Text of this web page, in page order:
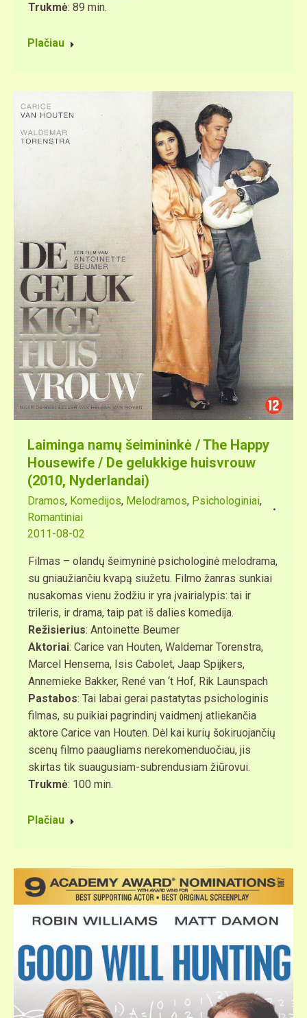
Trukmė: 89 min.
Plačiau
Laiminga namų šeimininkė / The Happy
Housewife / De gelukkige huisvrouw
(2010, Nyderlandai)
Dramos, Komedijos, Melodramos, Psichologiniai,
Romantiniai
2011-08-02
Filmas – olandų šeimyninė psichologinė melodrama,
su gniaužiančiu kvapą siužetu. Filmo žanras sunkiai
nusakomas vienu žodžiu ir yra įvairialypis: tai ir
trileris, ir drama, taip pat iš dalies komedija.
Režisierius: Antoinette Beumer
Aktoriai: Carice van Houten, Waldemar Torenstra,
Marcel Hensema, Isis Cabolet, Jaap Spijkers,
Annemieke Bakker, René van ‘t Hof, Rik Launspach
Pastabos: Tai labai gerai pastatytas psichologinis
filmas, su puikiai pagrindinį vaidmenį atliekančia
aktore Carice van Houten. Dėl kai kurių šokiruojančių
scenų filmo paaugliams nerekomenduočiau, jis
skirtas tik suaugusiam-subrendusiam žiūrovui.
Trukmė: 100 min.
Plačiau